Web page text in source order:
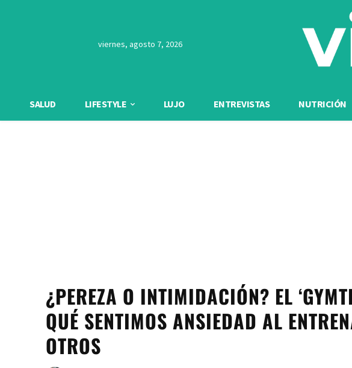
viernes, agosto 7, 2026
SALUD LIFESTYLE LUJO ENTREVISTAS NUTRICIÓN
¿PEREZA O INTIMIDACIÓN? EL
QUÉ SENTIMOS ANSIEDAD AL
OTROS